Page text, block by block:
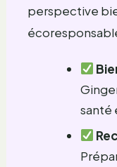
perspective
santé